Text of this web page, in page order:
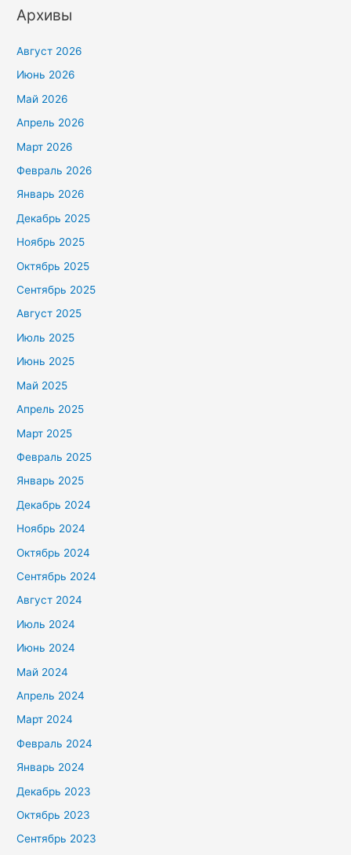
т
:
Архивы
Август 2026
Июнь 2026
Май 2026
Апрель 2026
Март 2026
Февраль 2026
Январь 2026
Декабрь 2025
Ноябрь 2025
Октябрь 2025
Сентябрь 2025
Август 2025
Июль 2025
Июнь 2025
Май 2025
Апрель 2025
Март 2025
Февраль 2025
Январь 2025
Декабрь 2024
Ноябрь 2024
Октябрь 2024
Сентябрь 2024
Август 2024
Июль 2024
Июнь 2024
Май 2024
Апрель 2024
Март 2024
Февраль 2024
Январь 2024
Декабрь 2023
Октябрь 2023
Сентябрь 2023